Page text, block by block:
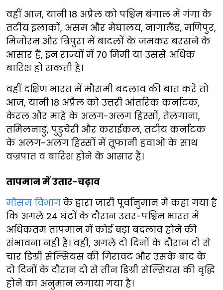
वहीं आज, यानी 18 अप्रैल को पश्चिम बंगाल में गंगा के
तटीय इलाकों, असम और मेघालय, नागालैंड, मणिपुर,
मिजोरम और त्रिपुरा में बादलों के जमकर बरसने के
आसार हैं, इन राज्यों में 70 मिमी या उससे अधिक
बारिश हो सकती है।
वहीं दक्षिण भारत में मौसमी बदलाव की बात करें तो
आज, यानी 18 अप्रैल को उत्तरी आंतरिक कर्नाटक,
केरल और माहे के अलग-अलग हिस्सों, तेलंगाना,
तमिलनाडु, पुडुचेरी और कराईकल, तटीय कर्नाटक
के अलग-अलग हिस्सों में तूफानी हवाओं के साथ
वज्रपात व बारिश होने के आसार हैं।
तापमान में उतार-चढ़ाव
मौसम विभाग के द्वारा जारी पूर्वानुमान में कहा गया है
कि अगले 24 घंटों के दौरान उत्तर-पश्चिम भारत में
अधिकतम तापमान में कोई बड़ा बदलाव होने की
संभावना नहीं है। वहीं, अगले दो दिनों के दौरान दो से
चार डिग्री सेल्सियस की गिरावट और उसके बाद के
दो दिनों के दौरान दो से तीन डिग्री सेल्सियस की वृद्धि
होने का अनुमान लगाया गया है।